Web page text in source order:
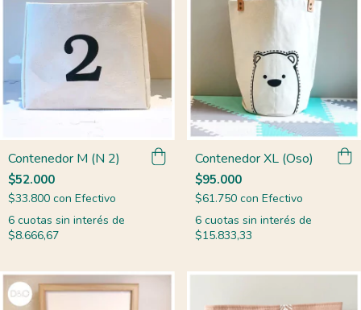
Contenedor M (N 2)
$52.000
$33.800 con Efectivo
6 cuotas sin interés de
$8.666,67
Contenedor XL (Oso)
$95.000
$61.750 con Efectivo
6 cuotas sin interés de
$15.833,33